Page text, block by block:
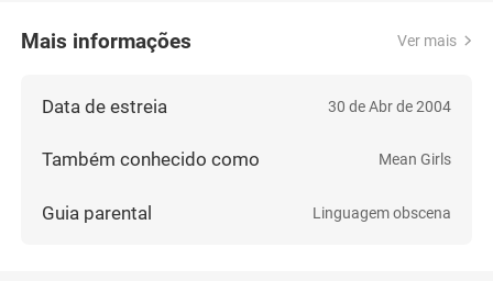
Mais informações Ver mais
Data de estreia 30 de Abr de 2004
Também conhecido como Mean Girls
Guia parental Linguagem obscena